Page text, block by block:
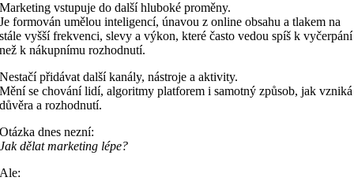
Marketing vstupuje do další hluboké proměny.
Je formován umělou inteligencí, únavou z online obsahu a tlakem na
stále vyšší frekvenci, slevy a výkon, které často vedou spíš k vyčerpání
než k nákupnímu rozhodnutí.
Nestačí přidávat další kanály, nástroje a aktivity.
Mění se chování lidí, algoritmy platforem i samotný způsob, jak vzniká
důvěra a rozhodnutí.
Otázka dnes nezní:
Jak dělat marketing lépe?
Ale: